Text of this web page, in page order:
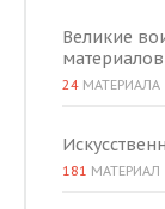
Великие
материалов
24 МАТЕРИАЛА
181 МАТЕРИАЛ